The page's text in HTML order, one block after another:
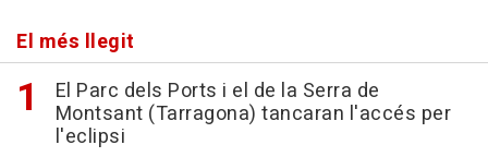
El més llegit
El Parc dels Ports i el de la Serra de
Montsant (Tarragona) tancaran l'accés per
l'eclipsi